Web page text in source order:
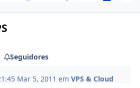
Seguidores
Mar 5, 2011 emVPS & Cloud